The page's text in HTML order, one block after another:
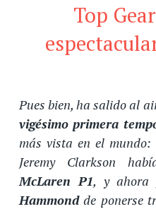
Top
Pues bien, ha salido al
vigésimo primera
más vista en el mundo:
Jeremy Clarkson
McLaren P1, y ahora
Hammondde ponerse